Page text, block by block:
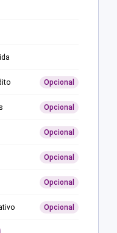
Opcional
Opcional
Opcional
Opcional
Opcional
Opcional